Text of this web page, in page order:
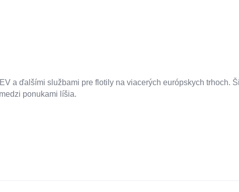
a ďalšími službami pre flotily na viacerých európskych trhoch.
ponukami líšia.